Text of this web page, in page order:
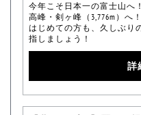
今年こそ日本一の富士山へ
高峰・剣ヶ峰（3,776m）へ！
はじめての方も、久しぶり
指しましょう！
詳